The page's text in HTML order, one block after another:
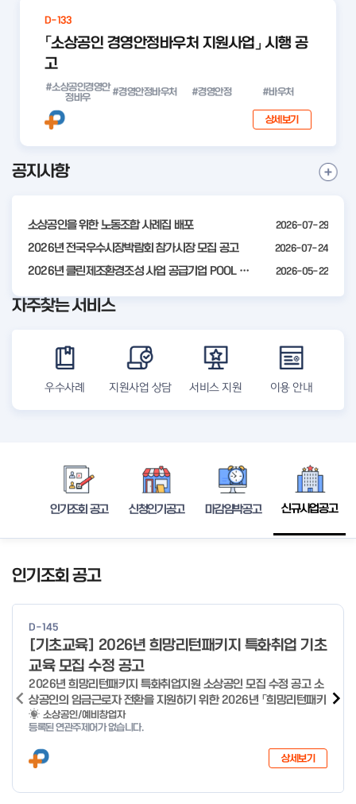
D-133
「소상공인 경영안정바우처 지원사업」 시행 공
고
#소상공인경영안
정바우
#경영안정바우처 #경영안정 #바우처
상세보기
I
4
공지사항
소상공인을 위한 노동조합 사례집 배포 2026-07-29
2026년 전국우수시장박람회 참가시장 모집 공고 2026-07-24
2026년 클린제조환경조성 사업 공급기업 POOL 안내 2026-05-22
공
항
보
기
자주찾는 서비스
우수사례 지원사업 상담 서비스 지원 이용 안내
인기조회 공고 신청인기공고 마감임박공고 신규사업공고
인기조회 공고
D-145
[기초교육] 2026년 희망리턴패키지 특화취업 기초
교육 모집 수정 공고
2026년 희망리턴패키지 특화취업지원 소상공인 모집 수정 공고 소
상공인의 임금근로자 전환을 지원하기 위한 2026년 「희망리턴패키
지 특화취업지원」 사업을 다음과 같이 공고합니다. '26.6.2(화)은
익일인 6.3(수) 선거로 인해 서류검토가 불가함에 따라 기초교육
모집을 진행하지 않음을 안내드립니다. (6/3 모집 재개) □ 사업명:
희망리턴패키지 특화취업지원 □ 지원대상: 폐업(예정) 소상공인
경우 매주 일, 월, 화, 수, 목 신청·접수 가능 ** 기초교육 신청 가능
소상공인/예비창업자
등록된 연관주제어가 없습니다.
상세보기